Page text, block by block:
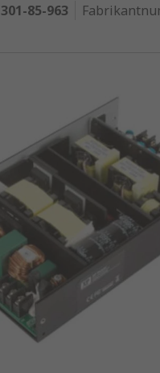
301-85-963